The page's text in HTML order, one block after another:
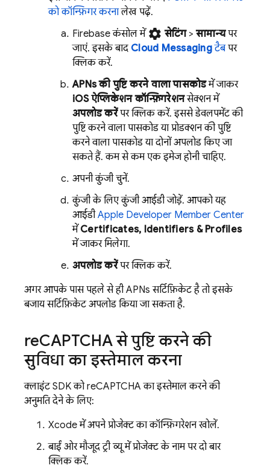
को कॉन्फ़िगर करनालेख पढ़ें.
Firebaseकंसोल में, settings सेटिंग> सामान्यपर
जाएं. इसके बाद, Cloud Messagingटैबपर
क्लिक करें.
APNs की पुष्टि करने वाला पासकोडमें जाकर,
iOS ऐप्लिकेशन कॉन्फ़िगरेशनसेक्शन में,
अपलोड करेंपर क्लिक करें. इससे, डेवलपमेंट की
पुष्टि करने वाला पासकोड या प्रोडक्शन की पुष्टि
करने वाला पासकोड या दोनों अपलोड किए जा
सकते हैं. कम से कम एक इमेज होनी चाहिए.
अपनी कुंजी चुनें.
कुंजी के लिए कुंजी आईडी जोड़ें. आपको यह
आईडी,Apple Developer Member Center
में Certificates, Identifiers & Profiles
में जाकर मिलेगा.
अपलोड करेंपर क्लिक करें.
अगर आपके पास पहले से ही APNs सर्टिफ़िकेट है, तो इसके
बजाय सर्टिफ़िकेट अपलोड किया जा सकता है.
reCAPTCHA से पुष्टि करने की
सुविधा का इस्तेमाल करना
क्लाइंट SDK को reCAPTCHA का इस्तेमाल करने की
अनुमति देने के लिए:
Xcode में अपने प्रोजेक्ट का कॉन्फ़िगरेशन खोलें.
बाईं ओर मौजूद ट्री व्यू में, प्रोजेक्ट के नाम पर दो बार
क्लिक करें.